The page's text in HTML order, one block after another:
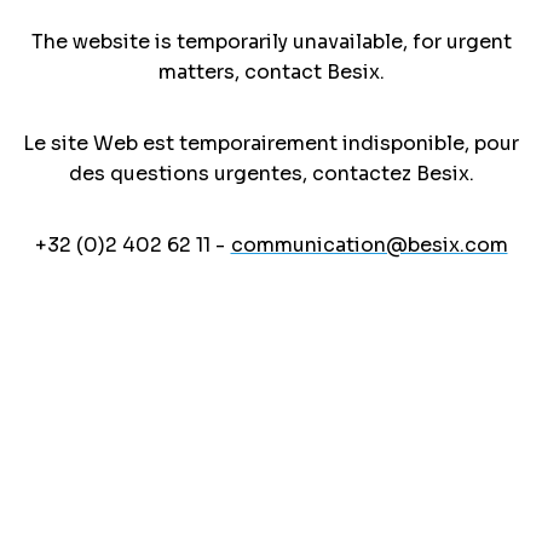
The website is temporarily unavailable, for urgent
matters, contact Besix.
Le site Web est temporairement indisponible, pour
des questions urgentes, contactez Besix.
+32 (0)2 402 62 11 - communication@besix.com